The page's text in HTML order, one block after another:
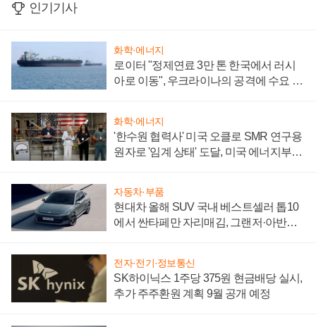
인기기사
화학·에너지
로이터 "정제연료 3만 톤 한국에서 러시
아로 이동", 우크라이나의 공격에 수요 늘
화학·에너지
'한수원 협력사' 미국 오클로 SMR 연구용
원자로 '임계 상태' 도달, 미국 에너지부
자동차·부품
현대차 올해 SUV 국내 베스트셀러 톱10
에서 싼타페만 자리매김, 그랜저·아반떼
전자·전기·정보통신
SK하이닉스 1주당 375원 현금배당 실시,
추가 주주환원 계획 9월 공개 예정